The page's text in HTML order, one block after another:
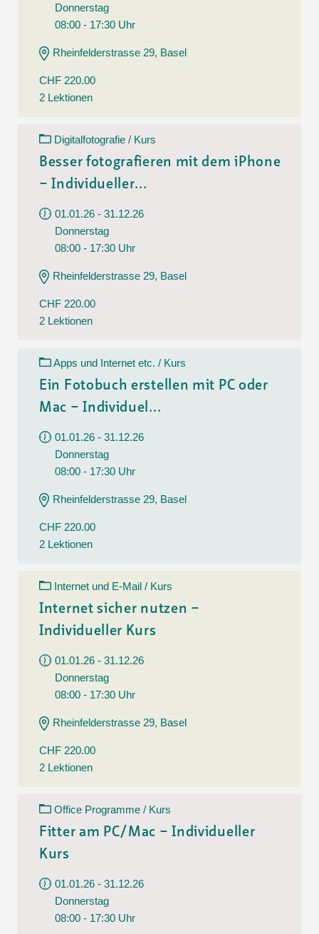
Donnerstag
08:00 - 17:30 Uhr
Rheinfelderstrasse 29, Basel
CHF 220.00
2 Lektionen
Digitalfotografie / Kurs
Besser fotografieren mit dem iPhone
– Individueller...
01.01.26 - 31.12.26
Donnerstag
08:00 - 17:30 Uhr
Rheinfelderstrasse 29, Basel
CHF 220.00
2 Lektionen
Apps und Internet etc. / Kurs
Ein Fotobuch erstellen mit PC oder
Mac – Individuel...
01.01.26 - 31.12.26
Donnerstag
08:00 - 17:30 Uhr
Rheinfelderstrasse 29, Basel
CHF 220.00
2 Lektionen
Internet und E-Mail / Kurs
Internet sicher nutzen –
Individueller Kurs
01.01.26 - 31.12.26
Donnerstag
08:00 - 17:30 Uhr
Rheinfelderstrasse 29, Basel
CHF 220.00
2 Lektionen
Office Programme / Kurs
Fitter am PC/Mac – Individueller
Kurs
01.01.26 - 31.12.26
Donnerstag
08:00 - 17:30 Uhr